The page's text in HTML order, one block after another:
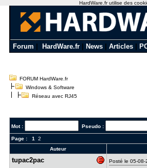
Forum HardWare.fr News Articles
FORUM HardWare.fr
Windows & Software
Réseau avec RJ45
Mot : Pseudo :
Page : 1
2
Auteur
tupac2pac Posté le 05-
HardWare.fr utilise des